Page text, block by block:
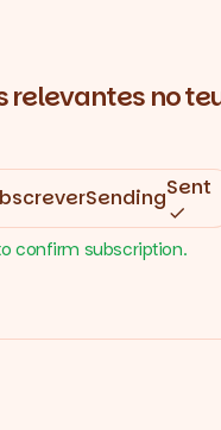
relevantes no
SendingSent
confirm subscription.